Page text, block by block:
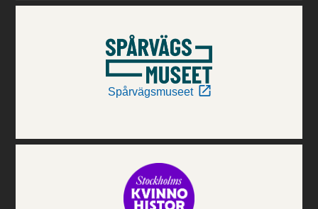
Spårvägsmuseet